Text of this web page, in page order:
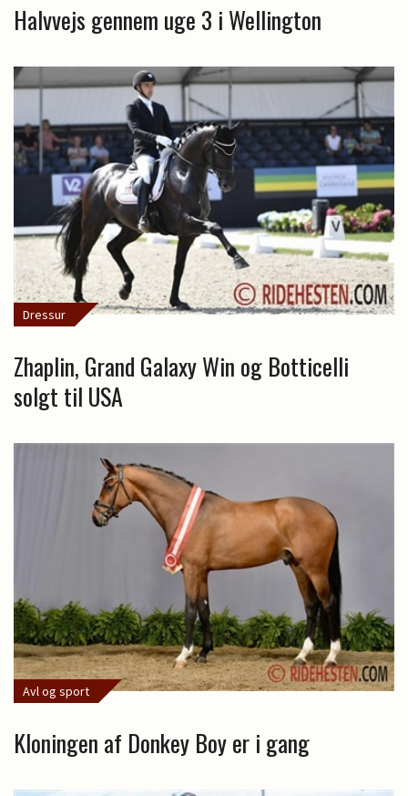
Halvvejs gennem uge 3 i Wellington
Dressur
Zhaplin, Grand Galaxy Win og Botticelli
solgt til USA
Avl og sport
Kloningen af Donkey Boy er i gang